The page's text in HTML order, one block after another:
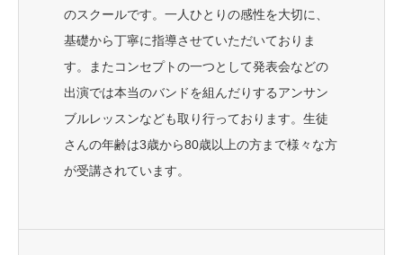
のスクールです。一人ひとりの感性を大切に、
基礎から丁寧に指導させていただいておりま
す。またコンセプトの一つとして発表会などの
出演では本当のバンドを組んだりするアンサン
ブルレッスンなども取り行っております。生徒
さんの年齢は3歳から80歳以上の方まで様々な方
が受講されています。